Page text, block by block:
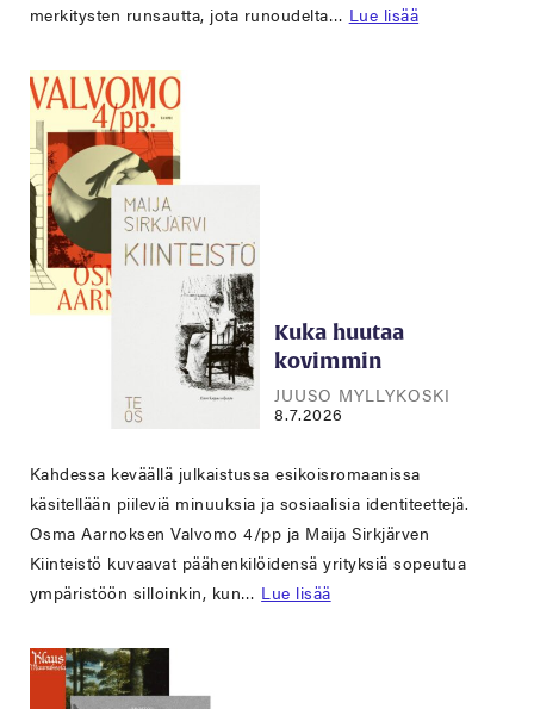
merkitysten runsautta, jota runoudelta… Lue lisää
Kuka huutaa
kovimmin
JUUSO MYLLYKOSKI
8.7.2026
Kahdessa keväällä julkaistussa esikoisromaanissa
käsitellään piileviä minuuksia ja sosiaalisia identiteettejä.
Osma Aarnoksen Valvomo 4/pp ja Maija Sirkjärven
Kiinteistö kuvaavat päähenkilöidensä yrityksiä sopeutua
ympäristöön silloinkin, kun… Lue lisää